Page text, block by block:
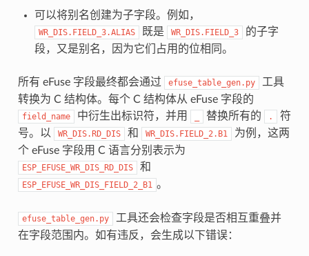
可以将别名创建为子字段。例如，
WR_DIS.FIELD_3.ALIAS 既是 WR_DIS.FIELD_3
的子字
段，又是别名，因为它们占用的位相同。
所有 eFuse 字段最终都会通过 efuse_table_gen.py
工具
转换为 C 结构体。每个 C 结构体从 eFuse 字段的
field_name 中衍生出标识符，并用 替换所有的 .
符
号。以
WR_DIS.RD_DIS 和 WR_DIS.FIELD_2.B1
为例，这两
个 eFuse 字段用 C 语言分别表示为
ESP_EFUSE_WR_DIS_RD_DIS 和
ESP_EFUSE_WR_DIS_FIELD_2_B1 。
efuse_table_gen.py
工具还会检查字段是否相互重叠并
在字段范围内。如有违反，会生成以下错误：